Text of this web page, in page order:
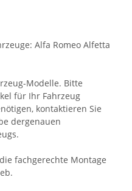
Alfa Romeo Alfetta
Modelle. Bitte
für Ihr Fahrzeug
kontaktieren Sie
dergenauen
fachgerechte Montage